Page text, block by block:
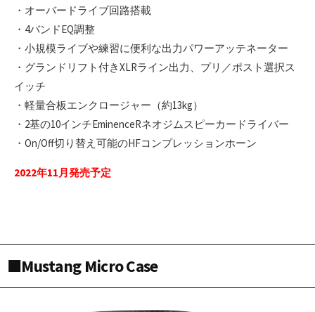
・オーバードライブ回路搭載
・4バンドEQ調整
・小規模ライブや練習に便利な出力パワーアッテネーター
・グランドリフト付きXLRライン出力、プリ／ポスト選択ス
イッチ
・軽量合板エンクロージャー（約13kg）
・2基の10インチEminenceRネオジムスピーカードライバー
・On/Off切り替え可能のHFコンプレッションホーン
2022年11月発売予定
■Mustang Micro Case